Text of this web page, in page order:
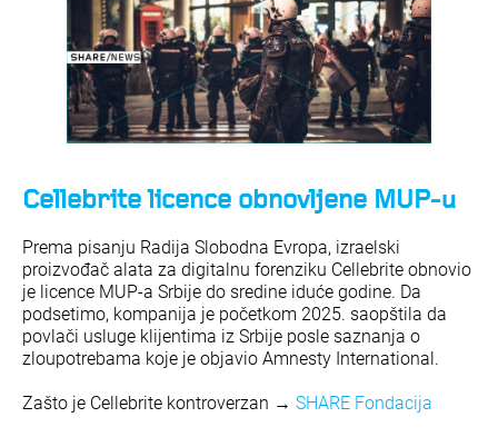
Cellebrite licence obnovljene MUP-u
Prema pisanju Radija Slobodna Evropa, izraelski
proizvođač alata za digitalnu forenziku Cellebrite obnovio
je licence MUP-a Srbije do sredine iduće godine. Da
podsetimo, kompanija je početkom 2025. saopštila da
povlači usluge klijentima iz Srbije posle saznanja o
zloupotrebama koje je objavio Amnesty International.
Zašto je Cellebrite kontroverzan → SHARE Fondacija